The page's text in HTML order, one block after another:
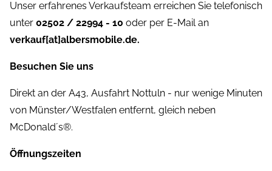
Unser erfahrenes Verkaufsteam erreichen Sie telefonisch
unter 02502 / 22994 - 10 oder per E-Mail an
verkauf[at]albersmobile.de.
Besuchen Sie uns
Direkt an der A43, Ausfahrt Nottuln - nur wenige Minuten
von Münster/Westfalen entfernt, gleich neben
McDonald´s®.
Öffnungszeiten